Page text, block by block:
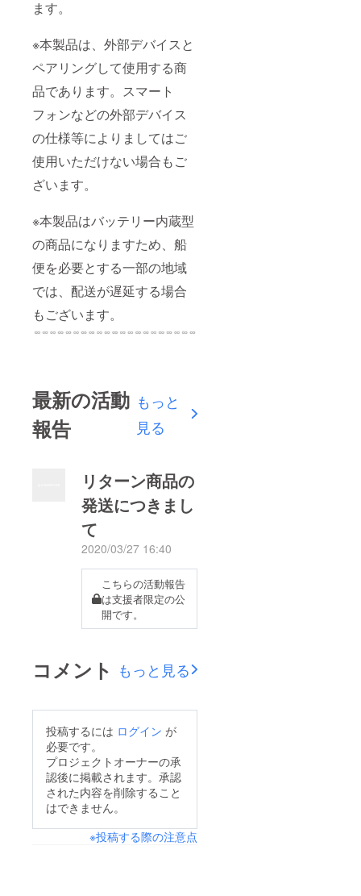
ます。
※本製品は、外部デバイスと
ペアリングして使用する商
品であります。スマート
フォンなどの外部デバイス
の仕様等によりましてはご
使用いただけない場合もご
ざいます。
※本製品はバッテリー内蔵型
の商品になりますため、船
便を必要とする一部の地域
では、配送が遅延する場合
もございます。
最新の活動
報告
もっと
見る
リターン商品の
発送につきまし
て
2020/03/27 16:40
こちらの活動報告
は支援者限定の公
開です。
コメント もっと見る
投稿するには ログイン が
必要です。
プロジェクトオーナーの承
認後に掲載されます。承認
された内容を削除すること
はできません。
※投稿する際の注意点